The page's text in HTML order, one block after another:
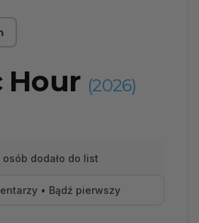
Hour (2026)
osób dodało do list
• Bądź pierwszy